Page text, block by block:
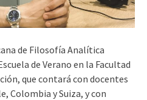
de Filosofía Analítica
de Verano en la Facultad
que contará con docentes
Colombia y Suiza, y con